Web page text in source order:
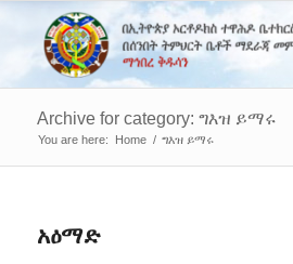
Archive for category: ግእዝ ይማሩ
You are here: Home / ግእዝ ይማሩ
አዕማድ